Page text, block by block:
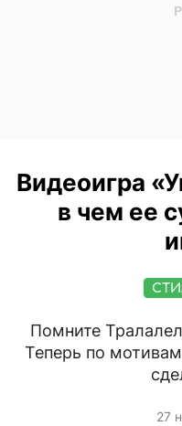
Видеоигра
в чем ее
Помните
Теперь по
27